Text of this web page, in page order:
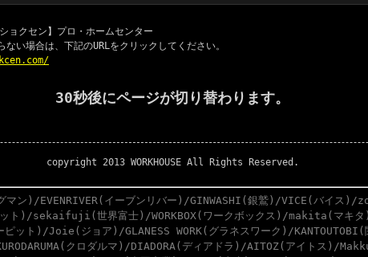
ョクセン】プロ・ホームセンター
ない場合は、下記のURLをクリックしてください。
30秒後にページが切り替わります。
copyright 2013 WORKHOUSE All Rights Reserved.
グマン)/EVENRIVER(イーブンリバー)/GINWASHI(銀鷲)/VICE(バイス)/
ト)/sekaifuji(世界富士)/WORKBOX(ワークボックス)/makita(マキ
ット)/Joie(ジョア)/GLANESS WORK(グラネスワーク)/KANTOUTOBI(
クロダルマ)/DIADORA(ディアドラ)/AITOZ(アイトス)/